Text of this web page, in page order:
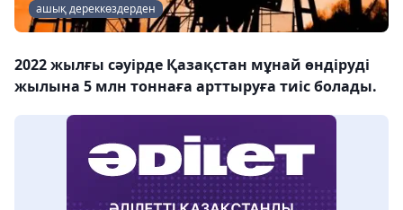
ашық дереккөздерден
2022 жылғы сәуірде Қазақстан мұнай өндіруді
жылына 5 млн тоннаға арттыруға тиіс болады.